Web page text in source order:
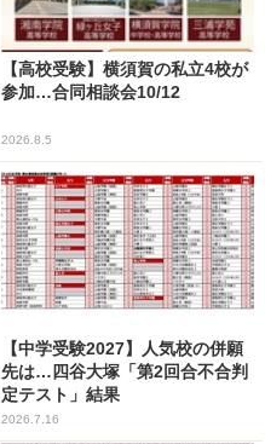
【高校受験】横須賀の私立4校が
参加…合同相談会10/12
2026.8.5
【中学受験2027】人気校の併願
先は…四谷大塚「第2回合不合判
定テスト」結果
2026.7.16